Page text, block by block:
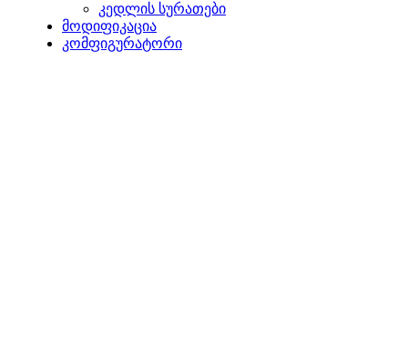
კედლის სურათები
მოდიფიკაცია
კომფიგურატორი